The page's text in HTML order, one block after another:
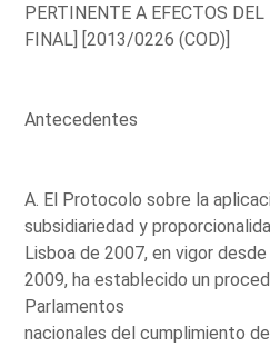
PERTINENTE A EFECTOS
FINAL] [2013/0226 (COD)]
Antecedentes
A. El Protocolo sobre la
subsidiariedad y
Lisboa de 2007, en vigor
2009, ha establecido un
Parlamentos
nacionales del cumplimiento